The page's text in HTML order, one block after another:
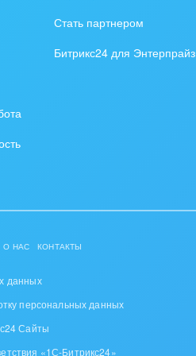
Стать партнером
Битрикс24 для Энтерпрайз
О НАС КОНТАКТЫ
данных
персональных данных
Сайты
«1С-Битрикс24»